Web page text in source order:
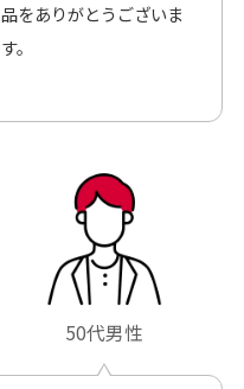
品をありがとうございま
す。
50代男性